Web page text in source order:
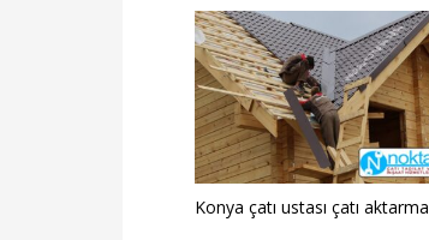
Konya çatı ustası çatı aktarma